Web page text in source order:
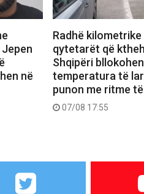
në
Radhë kilometrike
qytetarët që
Shqipëri
temperatura të
punon me ritme
07/08 17:55